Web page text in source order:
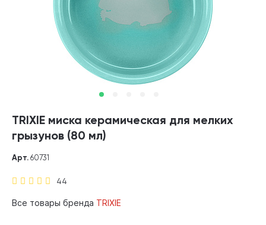
TRIXIE миска керамическая для мелких
грызунов (80 мл)
44
Арт. 60731
Все товары бренда TRIXIE